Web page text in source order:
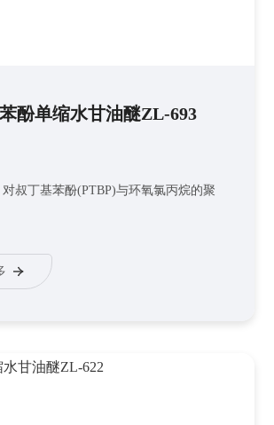
酚单缩水甘油醚ZL-693
对叔丁基苯酚(PTBP)与环氧氯丙烷的聚